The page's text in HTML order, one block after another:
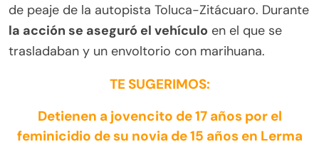
de peaje de la autopista Toluca-Zitácuaro. Durante
la acción se aseguró el vehículo en el que se
trasladaban y un envoltorio con marihuana.
TE SUGERIMOS:
Detienen a jovencito de 17 años por el
feminicidio de su novia de 15 años en Lerma